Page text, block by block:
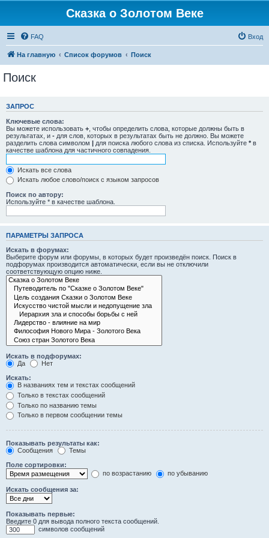
Сказка о Золотом Веке
FAQ Вход
На главную Список форумов Поиск
Поиск
ЗАПРОС
Ключевые слова:
Вы можете использовать + , чтобы определить слова, которые должны быть в
результатах, и - для слов, которых в результатах быть не должно. Вы можете
разделить слова символом | для поиска любого слова из списка. Используйте * в
качестве шаблона для частичного совпадения.
Искать все слова
Искать любое слово/поиск с языком запросов
Поиск по автору:
Используйте * в качестве шаблона.
ПАРАМЕТРЫ ЗАПРОСА
Искать в форумах:
Выберите форум или форумы, в которых будет произведён поиск. Поиск в
подфорумах производится автоматически, если вы не отключили
соответствующую опцию ниже.
Искать в подфорумах:
Да
Нет
Искать:
В названиях тем и текстах сообщений
Только в текстах сообщений
Только по названию темы
Только в первом сообщении темы
Показывать результаты как:
Сообщения
Темы
Поле сортировки:
по возрастанию
по убыванию
Искать сообщения за:
Показывать первые:
Введите 0 для вывода полного текста сообщений.
символов сообщений